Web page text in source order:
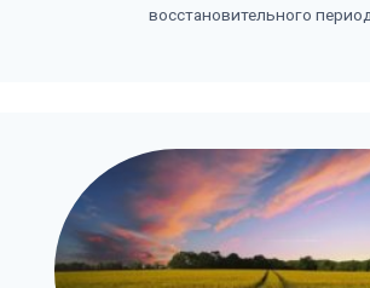
восстановительного